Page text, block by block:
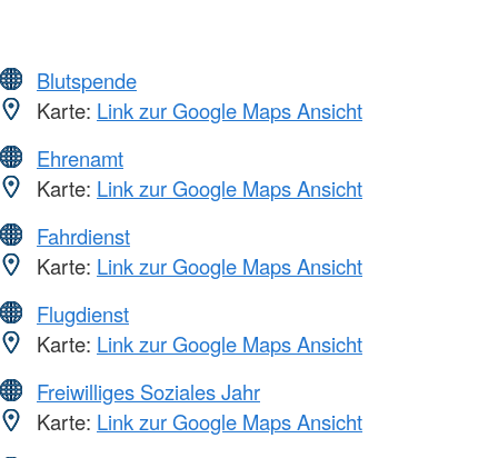
Blutspende
Karte: Link zur Google Maps Ansicht
Ehrenamt
Karte: Link zur Google Maps Ansicht
Fahrdienst
Karte: Link zur Google Maps Ansicht
Flugdienst
Karte: Link zur Google Maps Ansicht
Freiwilliges Soziales Jahr
Karte: Link zur Google Maps Ansicht